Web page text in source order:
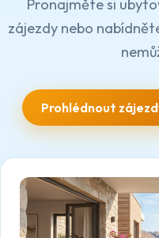
Pronajměte si
zájezdy nebo
Prohlédnout